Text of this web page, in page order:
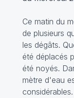
Ce matin du
de plusieurs
les dégâts.
été déplacés
été noyés.
mètre d'eau